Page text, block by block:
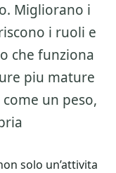
Migliorano i
i ruoli e
che funziona
piu mature
un peso,
solo un’attivita